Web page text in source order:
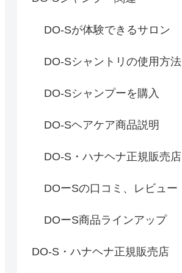
DO-Sが体験できるサロン
DO-Sシャントリの使用方法
DO-Sシャンプーを購入
DO-Sヘアケア商品説明
DO-S・ハナヘナ正規販売店
DOーSの口コミ、レビュー
DOーS商品ラインアップ
DO-S・ハナヘナ正規販売店